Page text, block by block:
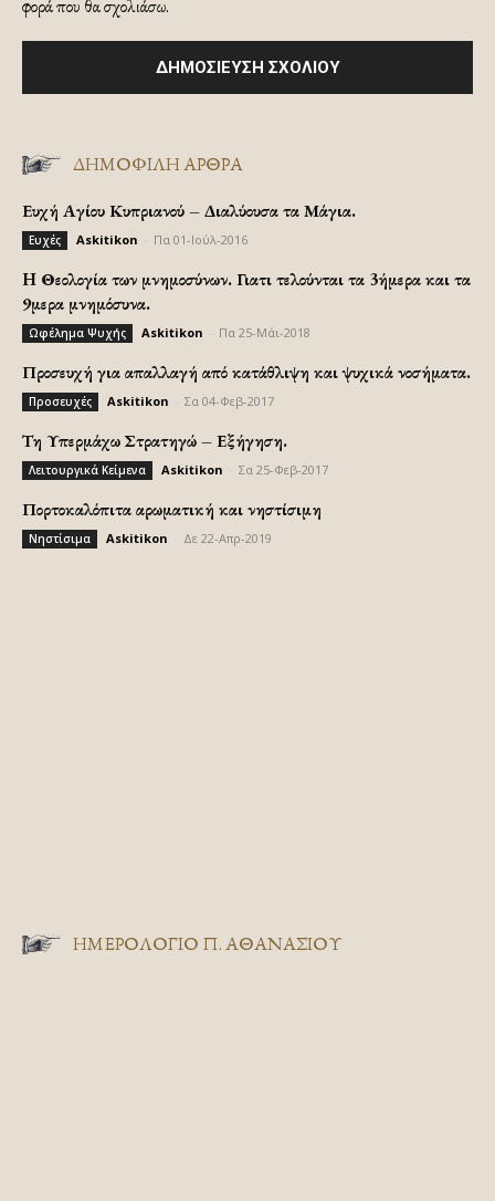
φορά που θα σχολιάσω.
ΔΗΜΟΦΙΛΗ ΑΡΘΡΑ
Ευχή Αγίου Κυπριανού – Διαλύουσα τα Μάγια.
Ευχές Askitikon Πα 01-Ιούλ-2016
H Θεολογία των μνημοσύνων. Γιατι τελούνται τα 3ήμερα και τα
9μερα μνημόσυνα.
Ωφέλημα Ψυχής Askitikon Πα 25-Μάι-2018
Προσευχή για απαλλαγή από κατάθλιψη και ψυχικά νοσήματα.
Προσευχές Askitikon Σα 04-Φεβ-2017
Τη Υπερμάχω Στρατηγώ – Εξήγηση.
Λειτουργικά Κείμενα Askitikon Σα 25-Φεβ-2017
Πορτοκαλόπιτα αρωματική και νηστίσιμη
Νηστίσιμα Askitikon Δε 22-Απρ-2019
ΗΜΕΡΟΛΟΓΙΟ Π. ΑΘΑΝΑΣΙΟΥ